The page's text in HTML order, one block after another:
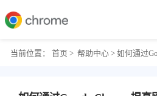
当前位置： 首页 >帮助中心 > 如何通过